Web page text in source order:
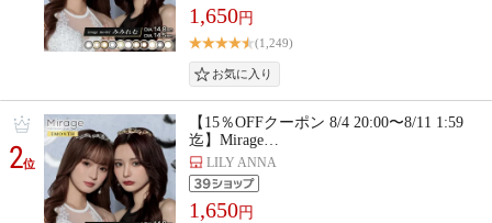
1,650円
(1,249)
2位
【15％OFFクーポン 8/4 20:00〜8/11 1:59
迄】Mirage…
LILY ANNA
1,650円